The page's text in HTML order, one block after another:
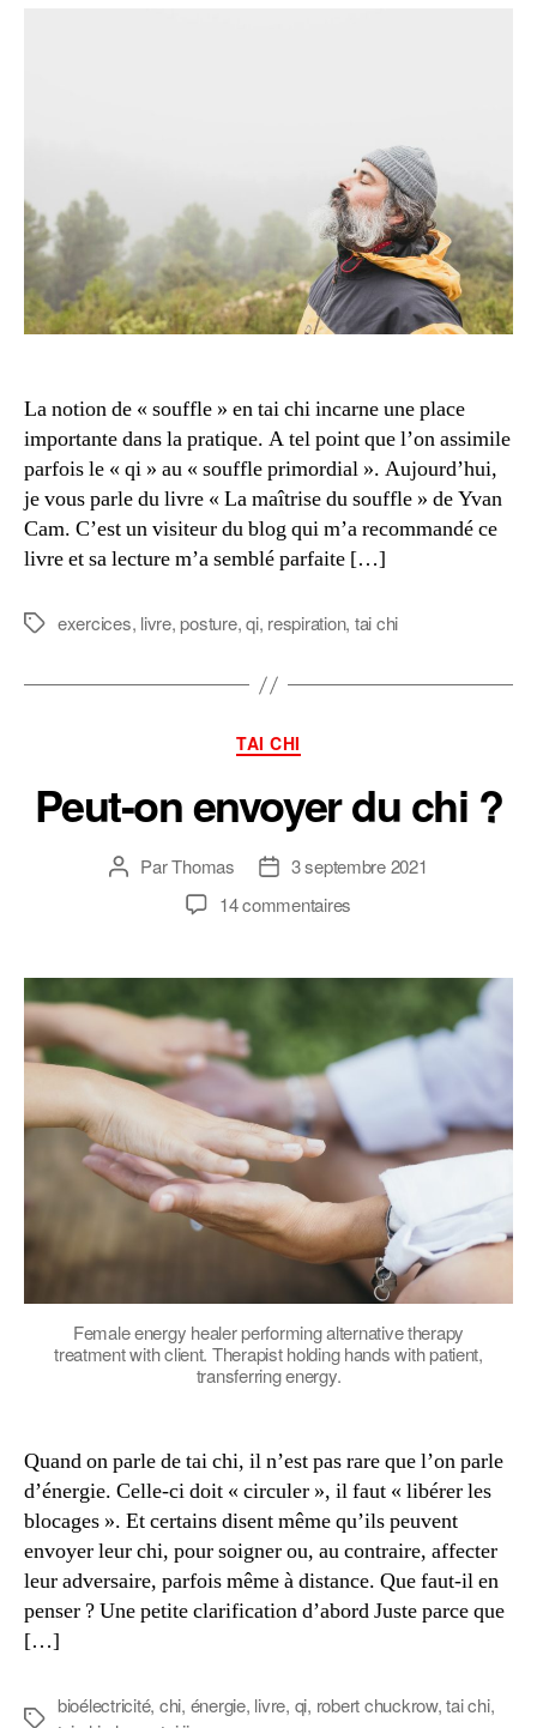
La notion de « souffle » en tai chi incarne une place
importante dans la pratique. A tel point que l’on assimile
parfois le « qi » au « souffle primordial ». Aujourd’hui,
je vous parle du livre « La maîtrise du souffle » de Yvan
Cam. C’est un visiteur du blog qui m’a recommandé ce
livre et sa lecture m’a semblé parfaite […]
Étiquettes
exercices, livre,posture,qi, respiration, tai chi
Catégories
TAI CHI
Peut-on envoyer du chi ?
Auteur
ParThomas
Date
l’article
3 septembre 2021
14 commentaires
envoyer
?
Female energy healer performing alternative therapy
treatment with client. Therapist holding hands with patient,
transferring energy.
Quand on parle de tai chi, il n’est pas rare que l’on parle
d’énergie. Celle-ci doit « circuler », il faut « libérer les
blocages ». Et certains disent même qu’ils peuvent
envoyer leur chi, pour soigner ou, au contraire, affecter
leur adversaire, parfois même à distance. Que faut-il en
penser ? Une petite clarification d’abord Juste parce que
[…]
Étiquettes
bioélectricité, chi, énergie, livre, qi, robert chuckrow,tai chi,